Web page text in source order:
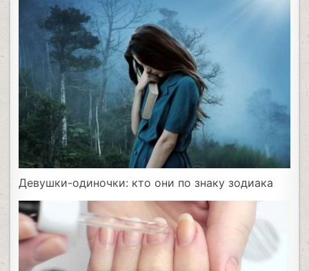
Девушки-одиночки: кто они по знаку зодиака